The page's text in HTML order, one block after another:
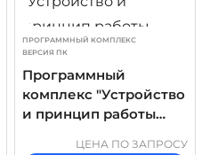
ПРОГРАММНЫЙ КОМПЛЕКС
ВЕРСИЯ ПК
Программный
комплекс "Устройство
и принцип работы
ЦЕНА ПО ЗАПРОСУ